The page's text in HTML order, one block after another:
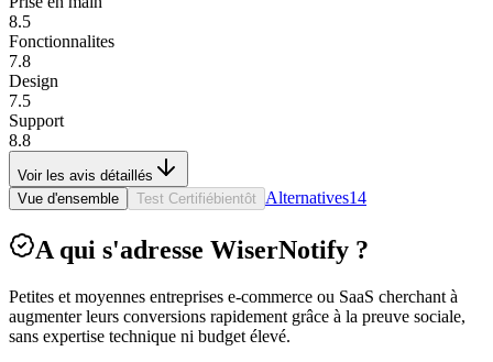
8.5
Fonctionnalites
7.8
Design
7.5
Support
8.8
Voir les avis détaillés
Vue d'ensemble
Test Certifiébientôt Alternatives14
A qui s'adresse WiserNotify ?
Petites et moyennes entreprises e-commerce ou SaaS cherchant à
augmenter leurs conversions rapidement grâce à la preuve sociale,
sans expertise technique ni budget élevé.